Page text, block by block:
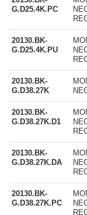
G.D25.4K.PC
20130.BK-
G.D25.4K.PU
20130.BK-
G.D38.27K
20130.BK-
G.D38.27K.D1
20130.BK-
G.D38.27K.DA
20130.BK-
G.D38.27K.PC